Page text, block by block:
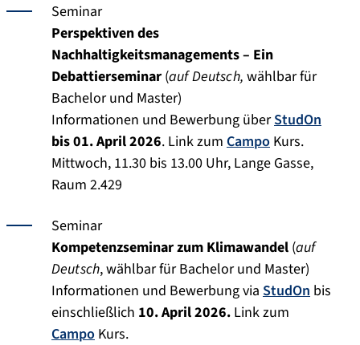
Seminar
Perspektiven des
Nachhaltigkeitsmanagements – Ein
Debattierseminar (auf Deutsch,wählbar für
Bachelor und Master)
Informationen und Bewerbung überStudOn
bis 01. April 2026. Link zum Campo Kurs.
Mittwoch, 11.30 bis 13.00 Uhr, Lange Gasse,
Raum 2.429
Seminar
Kompetenzseminar zum Klimawandel (auf
Deutsch, wählbar für Bachelor und Master)
Informationen und Bewerbung via StudOn bis
einschließlich 10. April 2026. Link zum
Campo Kurs.